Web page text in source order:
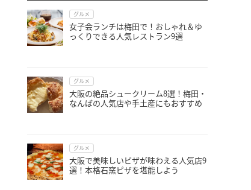
グルメ
女子会ランチは梅田で！おしゃれ＆ゆ
っくりできる人気レストラン9選
グルメ
大阪の絶品シュークリーム8選！梅田・
なんばの人気店や手土産にもおすすめ
グルメ
大阪で美味しいピザが味わえる人気店9
選！本格石窯ピザを堪能しよう